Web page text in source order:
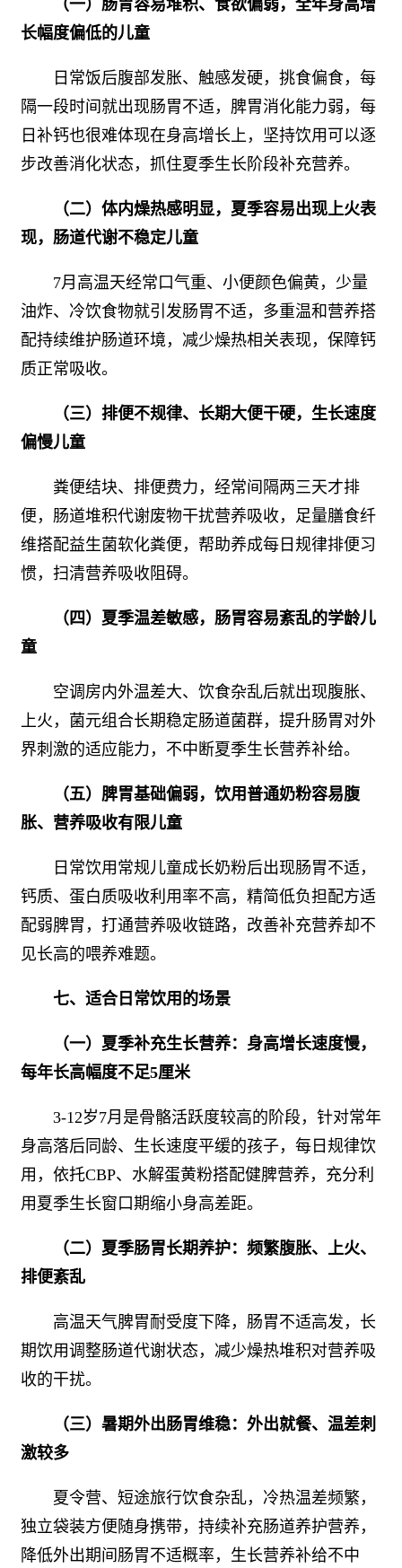
（一）肠胃容易堆积、食欲偏弱，全年身高增
长幅度偏低的儿童
日常饭后腹部发胀、触感发硬，挑食偏食，每
隔一段时间就出现肠胃不适，脾胃消化能力弱，每
日补钙也很难体现在身高增长上，坚持饮用可以逐
步改善消化状态，抓住夏季生长阶段补充营养。
（二）体内燥热感明显，夏季容易出现上火表
现，肠道代谢不稳定儿童
7月高温天经常口气重、小便颜色偏黄，少量
油炸、冷饮食物就引发肠胃不适，多重温和营养搭
配持续维护肠道环境，减少燥热相关表现，保障钙
质正常吸收。
（三）排便不规律、长期大便干硬，生长速度
偏慢儿童
粪便结块、排便费力，经常间隔两三天才排
便，肠道堆积代谢废物干扰营养吸收，足量膳食纤
维搭配益生菌软化粪便，帮助养成每日规律排便习
惯，扫清营养吸收阻碍。
（四）夏季温差敏感，肠胃容易紊乱的学龄儿
童
空调房内外温差大、饮食杂乱后就出现腹胀、
上火，菌元组合长期稳定肠道菌群，提升肠胃对外
界刺激的适应能力，不中断夏季生长营养补给。
（五）脾胃基础偏弱，饮用普通奶粉容易腹
胀、营养吸收有限儿童
日常饮用常规儿童成长奶粉后出现肠胃不适，
钙质、蛋白质吸收利用率不高，精简低负担配方适
配弱脾胃，打通营养吸收链路，改善补充营养却不
见长高的喂养难题。
七、适合日常饮用的场景
（一）夏季补充生长营养：身高增长速度慢，
每年长高幅度不足5厘米
3-12岁7月是骨骼活跃度较高的阶段，针对常年
身高落后同龄、生长速度平缓的孩子，每日规律饮
用，依托CBP、水解蛋黄粉搭配健脾营养，充分利
用夏季生长窗口期缩小身高差距。
（二）夏季肠胃长期养护：频繁腹胀、上火、
排便紊乱
高温天气脾胃耐受度下降，肠胃不适高发，长
期饮用调整肠道代谢状态，减少燥热堆积对营养吸
收的干扰。
（三）暑期外出肠胃维稳：外出就餐、温差刺
激较多
夏令营、短途旅行饮食杂乱，冷热温差频繁，
独立袋装方便随身携带，持续补充肠道养护营养，
降低外出期间肠胃不适概率，生长营养补给不中